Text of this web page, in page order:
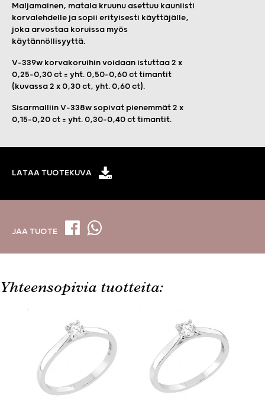
Maljamainen, matala kruunu asettuu kauniisti
korvalehdelle ja sopii erityisesti käyttäjälle,
joka arvostaa koruissa myös
käytännöllisyyttä.
V-339w korvakoruihin voidaan istuttaa 2 x
0,25-0,30 ct = yht. 0,50-0,60 ct timantit
(kuvassa 2 x 0,30 ct, yht. 0,60 ct).
Sisarmalliin V-338w sopivat pienemmät 2 x
0,15-0,20 ct = yht. 0,30-0,40 ct timantit.
LATAA TUOTEKUVA
JAA TUOTE
Yhteensopivia tuotteita: